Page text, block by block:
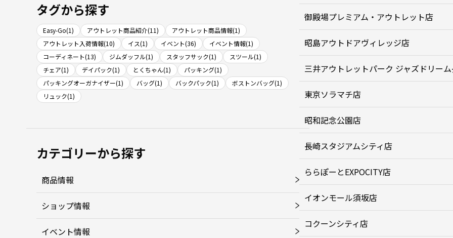
タグから探す
Easy-Go(1) アウトレット商品紹介(11)
アウトレット商品情報(1)
アウトレット入荷情報(10)
イス(1) イベント(36)
イベント情報(1)
コーディネート(13)
ジムダッフル(1) スタッフサック(1)
スツール(1)
チェア(1)
デイパック(1) とくちゃん(1)
パッキング(1)
パッキングオーガナイザー(1)
バッグ(1) バックパック(1)
ボストンバッグ(1)
リュック(1)
カテゴリーから探す
商品情報
ショップ情報
イベント情報
御殿場プレミアム・アウトレット店
昭島アウトドアヴィレッジ店
三井アウトレットパーク ジャズドリー
東京ソラマチ店
昭和記念公園店
長崎スタジアムシティ店
ららぽーとEXPOCITY店
イオンモール須坂店
コクーンシティ店